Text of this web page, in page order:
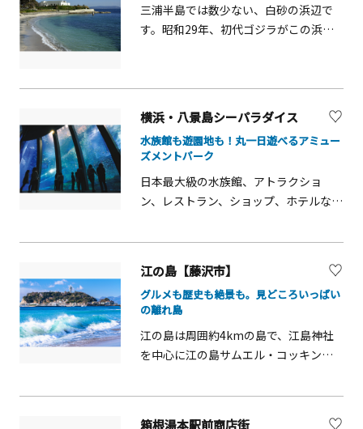
は無し）※摘み取り用カップが必要な
人数分をご予約ください。※食べ放題
リーポップすず※摘み取れる品種につ
いては、季節等により変わります。
ー）など、地元の食材を使った軽食や
ドリンクをいただけます。機材をレン
ます。※猿島公園内にはBBQコンロ・
炭・着火剤など火器の持ち込みはでき
ません。 島内のレンタルショップを
ご利用ください。
三浦半島では数少ない、白砂の浜辺で
す。昭和29年、初代ゴジラがこの浜辺
横浜・八景島シーパラダイス
水族館も遊園地も！丸一日遊べるアミュー
ズメントパーク
日本最大級の水族館、アトラクショ
ン、レストラン、ショップ、ホテルなど
浜・八景島シーパラダイスにようこ
ものたちが暮らし、見るだけではな
く、さまざまなふれあい体験も楽しむ
ことができます。アクアミュージアム
の大水槽内のトンネルを通ると、まる
で海の中にいるような感覚になれるの
ーパラダイスならではです。ライブス
タジアムでは、イルカをはじめとした
江の島【藤沢市】
グルメも歴史も絶景も。見どころいっぱい
の離れ島
江の島は周囲約4kmの島で、江島神社
を中心に江の島サムエル・コッキング
鐘、稚児ヶ淵や江の島岩屋（洞窟）な
箱根湯本駅前商店街